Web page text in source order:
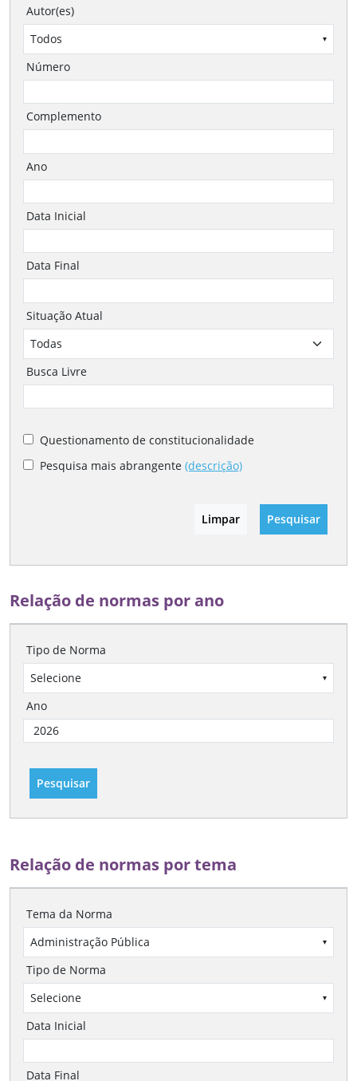
Autor(es)
Todos
▾
Número
Complemento
Ano
Data Inicial
Data Final
Situação Atual
Busca Livre
Questionamento de constitucionalidade
Pesquisa mais abrangente (descrição)
Pesquisar
Limpar
Relação de normas por ano
Tipo de Norma
Selecione
▾
Ano
Pesquisar
Relação de normas por tema
Tema da Norma
Administração Pública
▾
Tipo de Norma
Selecione
▾
Data Inicial
Data Final